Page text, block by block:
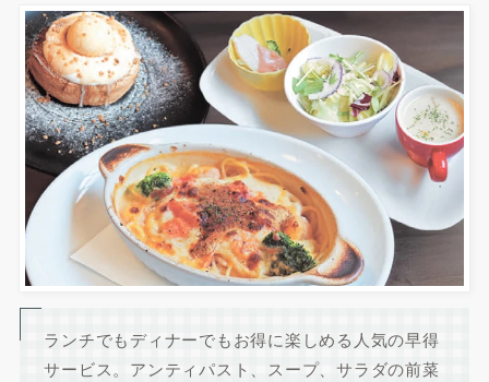
ランチでもディナーでもお得に楽しめる人気の早得
サービス。アンティパスト、スープ、サラダの前菜